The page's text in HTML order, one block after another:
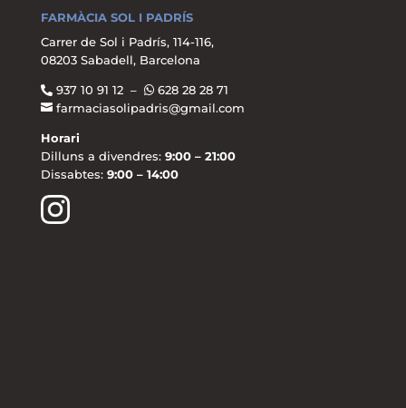
FARMÀCIA SOL I PADRÍS
Carrer de Sol i Padrís, 114-116,
08203 Sabadell, Barcelona
937 10 91 12 –
628 28 28 71
farmaciasolipadris@gmail.com
Horari
Dilluns a divendres: 9:00 – 21:00
Dissabtes: 9:00 – 14:00